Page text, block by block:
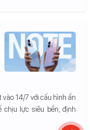
vào 14/7 với cấu hình ấn
lực siêu bền, định